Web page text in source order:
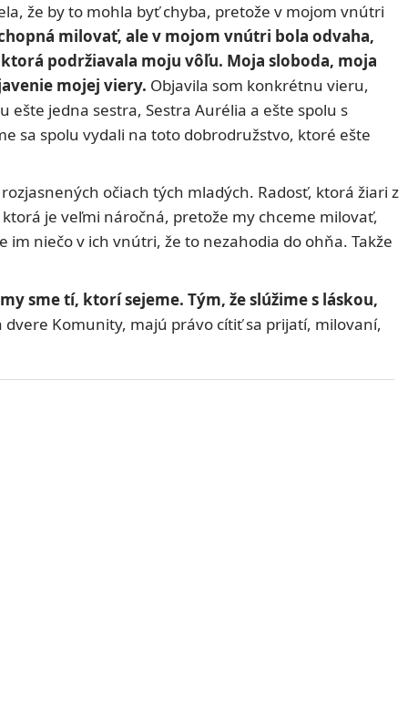
že by to mohla byť chyba, pretože v mojom vnútri
milovať, ale v mojom vnútri bola odvaha,
podržiavala moju vôľu. Moja sloboda, moja
mojej viery. Objavila som konkrétnu vieru,
jedna sestra, Sestra Aurélia a ešte spolu s
sa spolu vydali na toto dobrodružstvo, ktoré ešte
očiach tých mladých. Radosť, ktorá žiari z
je veľmi náročná, pretože my chceme milovať,
niečo v ich vnútri, že to nezahodia do ohňa. Takže
sme tí, ktorí sejeme. Tým, že slúžime s láskou,
dvere Komunity, majú právo cítiť sa prijatí, milovaní,